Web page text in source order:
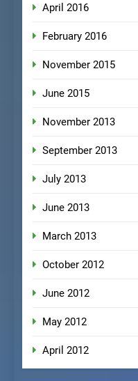
April 2016
February 2016
November 2015
June 2015
November 2013
September 2013
July 2013
June 2013
March 2013
October 2012
June 2012
May 2012
April 2012